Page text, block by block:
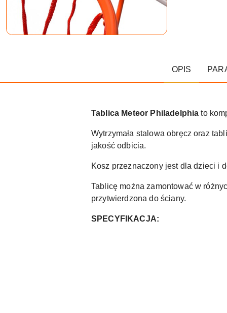
OPIS
Tablica Meteor Philadelphia to
Wytrzymała stalowa obręcz oraz
jakość odbicia.
Kosz przeznaczony jest dla dzieci i
Tablicę można zamontować w
przytwierdzona do ściany.
SPECYFIKACJA: